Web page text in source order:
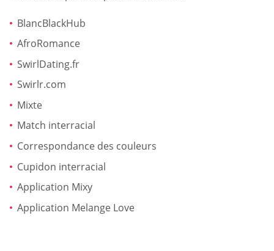
BlancBlackHub
AfroRomance
SwirlDating.fr
Swirlr.com
Mixte
Match interracial
Correspondance des couleurs
Cupidon interracial
Application Mixy
Application Melange Love